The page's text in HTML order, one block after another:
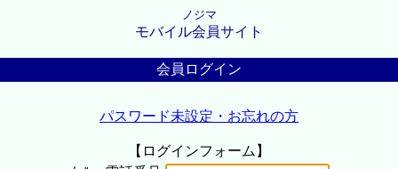
ノジマ
モバイル会員サイト
会員ログイン
パスワード未設定・お忘れの方
【ログインフォーム】